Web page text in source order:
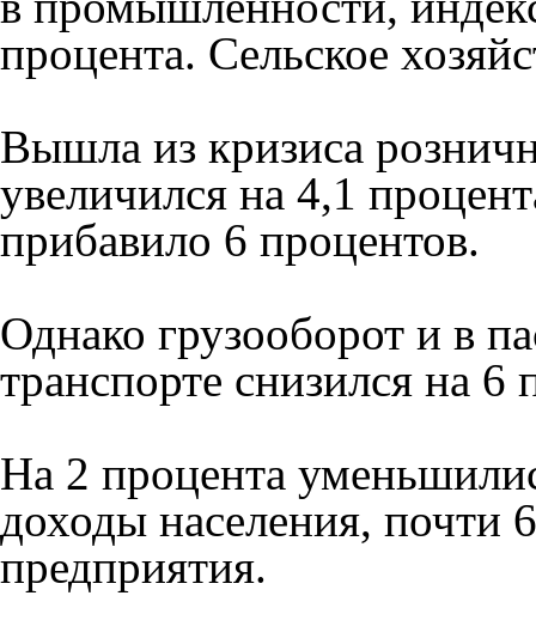
процента. Сельское
Вышла из кризиса
увеличился на 4,1
прибавило 6 процентов.
Однако грузооборот и в
транспорте снизился на 6
На 2 процента
доходы населения, почти
предприятия.